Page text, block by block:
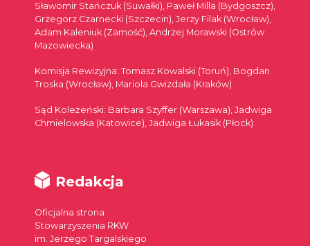
Sławomir Stańczuk (Suwałki), Paweł Milla (Bydgoszcz),
Grzegorz Czarnecki (Szczecin), Jerzy Filak (Wrocław),
Adam Kaleniuk (Zamość), Andrzej Morawski (Ostrów
Mazowiecka)
Komisja Rewizyjna: Tomasz Kowalski (Toruń), Bogdan
Troska (Wrocław), Mariola Gwizdała (Kraków)
Sąd Koleżeński: Barbara Szyffer (Warszawa), Jadwiga
Chmielowska (Katowice), Jadwiga Łukasik (Płock)
Redakcja
Oficjalna strona
Stowarzyszenia RKW
im. Jerzego Targalskiego